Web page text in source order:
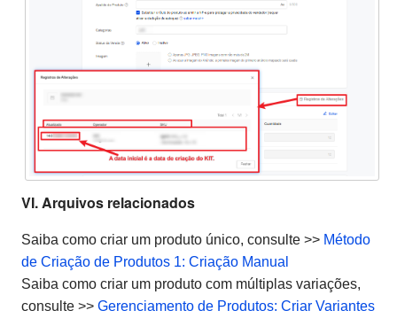
VI. Arquivos relacionados
Saiba como criar um produto único, consulte >> Método
de Criação de Produtos 1: Criação Manual
Saiba como criar um produto com múltiplas variações,
consulte >> Gerenciamento de Produtos: Criar Variantes